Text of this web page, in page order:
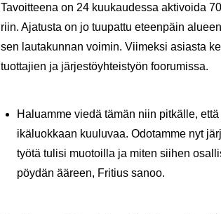
Ta­voit­tee­na on 24 kuu­kau­des­sa ak­ti­voi­da
riin. Aja­tus­ta on jo tuu­pat­tu eteen­päin
sen lau­ta­kun­nan voi­min. Vii­mek­si asias­ta
tuot­ta­jien ja jär­jes­töyh­teis­työn foo­ru­mis­sa.
Ha­luam­me viedä tämän niin pit­käl­le,
ikä­luok­kaan kuu­lu­vaa. Odo­tam­me nyt
työ­tä tu­li­si muo­toil­la ja miten sii­hen
pöy­dän ää­reen, Fri­tius sanoo.